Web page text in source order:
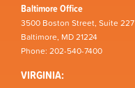
Baltimore Office
3500 Boston Street, Suite 227
Baltimore, MD 21224
Phone: 202-540-7400
VIRGINIA: